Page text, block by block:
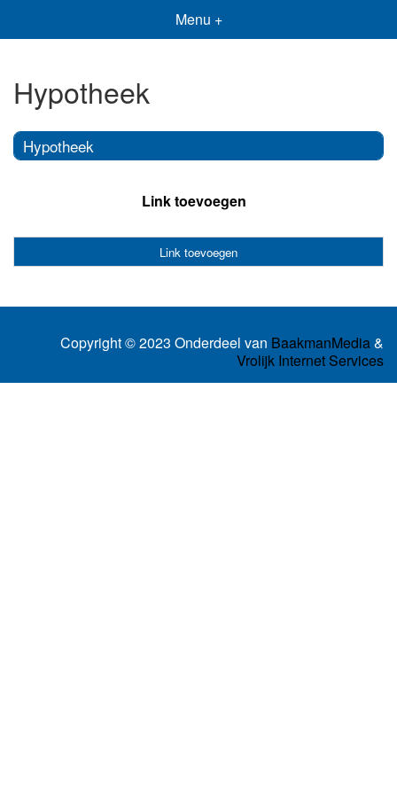
Menu +
Hypotheek
Hypotheek
Link toevoegen
Link toevoegen
Copyright © 2023 Onderdeel van BaakmanMedia&
Vrolijk Internet Services